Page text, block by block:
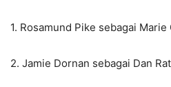
1. Rosamund Pike sebagai Marie
2. Jamie Dornan sebagai Dan